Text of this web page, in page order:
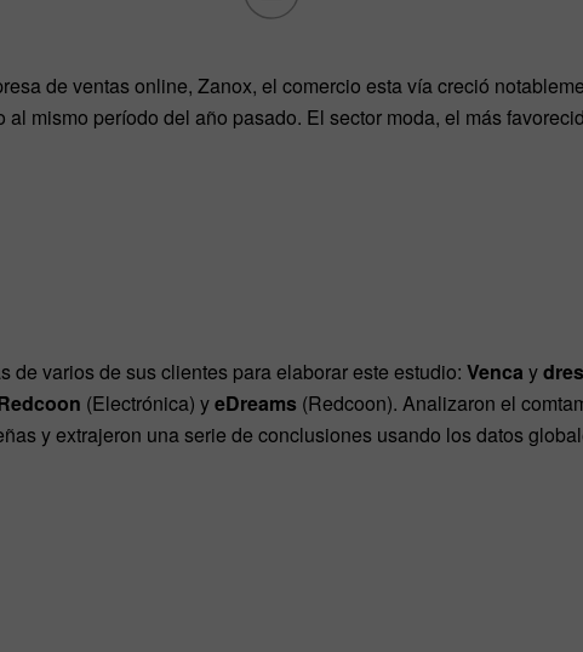
de ventas online, Zanox, el comercio esta vía creció
al mismo período del año pasado. El sector moda, el más
de varios de sus clientes para elaborar este estudio: Venca y
(Electrónica) yeDreams (Redcoon). Analizaron el
y extrajeron una serie de conclusiones usando los datos